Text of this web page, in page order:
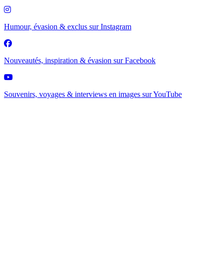
Humour, évasion & exclus surInstagram
Nouveautés, inspiration & évasion surFacebook
Souvenirs, voyages & interviews en images surYouTube